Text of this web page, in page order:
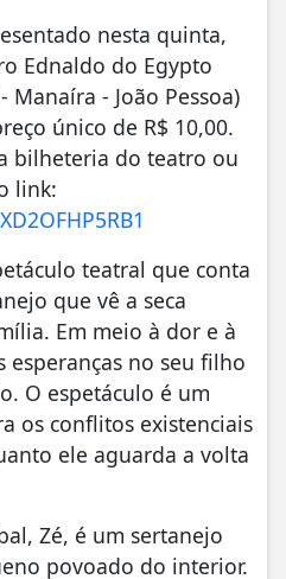
nesta quinta,
Ednaldo do Egypto
Manaíra - João Pessoa)
único de R$ 10,00.
bilheteria do teatro ou
link:
teatral que conta
que vê a seca
Em meio à dor e à
esperanças no seu filho
O espetáculo é um
os conflitos existenciais
ele aguarda a volta
Zé, é um sertanejo
povoado do interior.